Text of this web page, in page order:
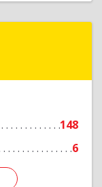
148
6
Подробнее